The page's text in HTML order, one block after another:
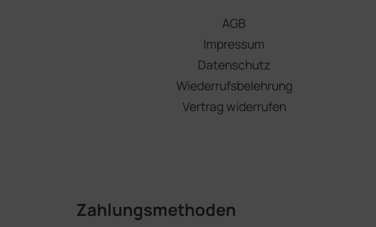
AGB
Impressum
Datenschutz
Wiederrufsbelehrung
Vertrag widerrufen
Zahlungsmethoden